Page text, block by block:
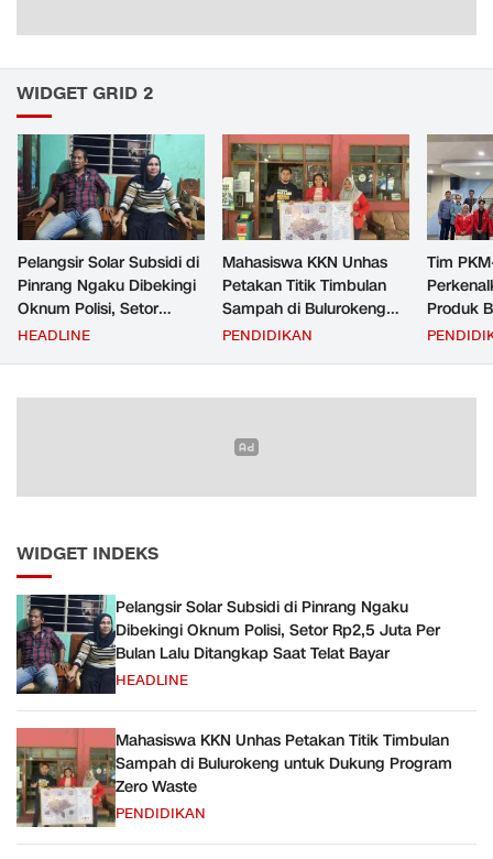
WIDGET GRID 2
Pelangsir Solar Subsidi di
Pinrang Ngaku Dibekingi
Oknum Polisi, Setor
Rp2,5 Juta Per Bulan Lalu
HEADLINE
Mahasiswa KKN Unhas
Petakan Titik Timbulan
Sampah di Bulurokeng
untuk Dukung Program
PENDIDIKAN
Tim
Produk
Buah
WIDGET INDEKS
Pelangsir Solar Subsidi di Pinrang Ngaku
Dibekingi Oknum Polisi, Setor Rp2,5 Juta Per
Bulan Lalu Ditangkap Saat Telat Bayar
HEADLINE
Mahasiswa KKN Unhas Petakan Titik Timbulan
Sampah di Bulurokeng untuk Dukung Program
Zero Waste
PENDIDIKAN